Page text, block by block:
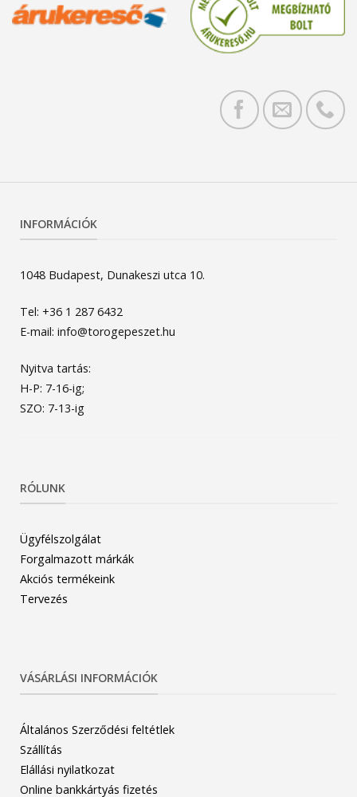
INFORMÁCIÓK
1048 Budapest, Dunakeszi utca 10.
Tel: +36 1 287 6432
E-mail: info@torogepeszet.hu
Nyitva tartás:
H-P: 7-16-ig;
SZO: 7-13-ig
RÓLUNK
Ügyfélszolgálat
Forgalmazott márkák
Akciós termékeink
Tervezés
VÁSÁRLÁSI INFORMÁCIÓK
Általános Szerződési feltétlek
Szállítás
Elállási nyilatkozat
Online bankkártyás fizetés